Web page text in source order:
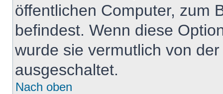
öffentlichen Computer, zum
befindest. Wenn diese
wurde sie vermutlich von
ausgeschaltet.
Nach oben